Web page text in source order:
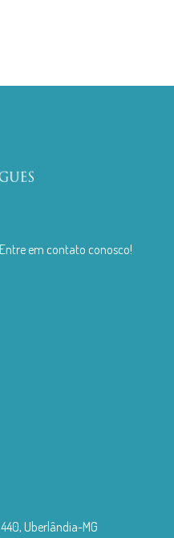
em contato conosco!
Uberlândia-MG